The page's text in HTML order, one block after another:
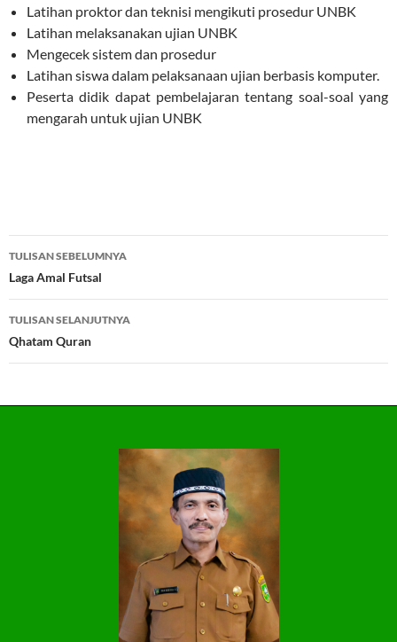
Latihan proktor dan teknisi mengikuti prosedur UNBK
Latihan melaksanakan ujian UNBK
Mengecek sistem dan prosedur
Latihan siswa dalam pelaksanaan ujian berbasis komputer.
Peserta didik dapat pembelajaran tentang soal-soal yang
mengarah untuk ujian UNBK
Navigasi
Tulisan
TULISAN SEBELUMNYA
Laga Amal Futsal
TULISAN SELANJUTNYA
Qhatam Quran